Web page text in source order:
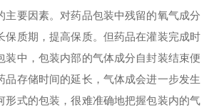
主要因素。对药品包装中残留的氧气成分
保质期，提高保质。但药品在灌装完成时
装中，包装内部的气体成分自封装结束便
品存储时间的延长，气体成会进一步发生
形式的包装，很难准确地把握包装内的气